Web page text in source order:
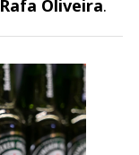
Rafa Oliveira.